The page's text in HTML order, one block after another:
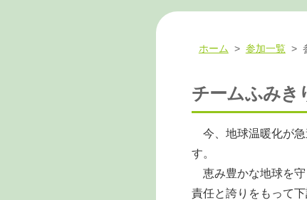
ホーム > 参加一覧>
チームふみき
今、地球温暖化が急
す。
恵み豊かな地球を守
責任と誇りをもって